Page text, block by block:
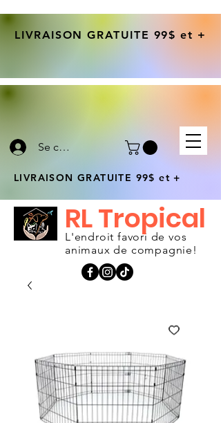
Se connecter
LIVRAISON GRATUITE 99$ et +
L'endroit favori de vos
animaux de compagnie!
RL Tropical
LIVRAISON GRATUITE 99$ et +